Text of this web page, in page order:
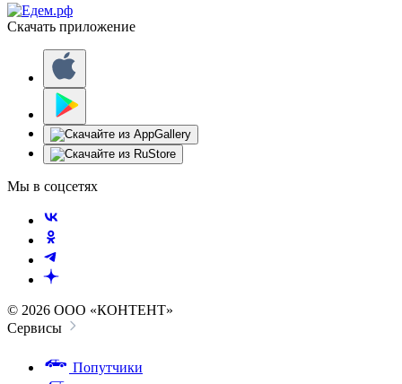
Скачать приложение
Мы в соцсетях
© 2026 ООО «КОНТЕНТ»
Сервисы
Попутчики